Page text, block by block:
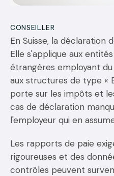
CONSEILLER
En Suisse, la déclaration
Elle s'applique aux
étrangères employant
aux structures de type «
porte sur les impôts et
cas de déclaration
l'employeur qui en
Les rapports de paie
rigoureuses et des
contrôles peuvent